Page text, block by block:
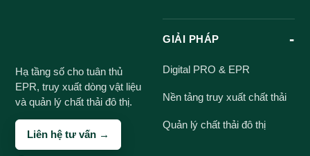
Hạ tầng số cho tuân thủ
EPR, truy xuất dòng vật liệu
và quản lý chất thải đô thị.
Liên hệ tư vấn →
GIẢI PHÁP
Digital PRO & EPR
Nền tảng truy xuất chất thải
Quản lý chất thải đô thị